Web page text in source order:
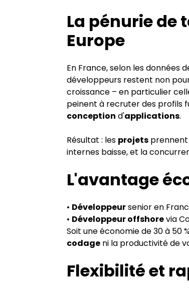
La pénurie de
Europe
En France, selon les données
développeurs restent non
croissance – en particulier
peinent à recruter des profils
conception d'applications.
Résultat : les projets
internes baisse, et la
L'avantage
• Développeursenior en
• Développeur offshorevia
Soit une économie de 30 à 50
codage ni la productivité de
Flexibilité et